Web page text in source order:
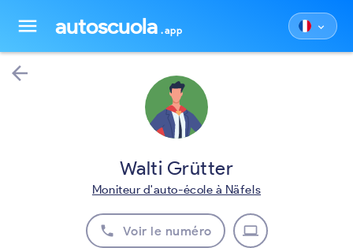
menu autoscuola .app keyboard_arrow_down
arrow_back
Walti Grütter
Moniteur d'auto-école à Näfels
phone Voir le numéro laptop